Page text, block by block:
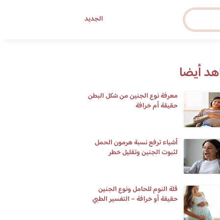
الجديد
أيضا
معرفة نوع الجنين من شكل البطن
حقيقة أم خرافة
أشياء ترفع نسبة هرمون الحمل
لثبوت الجنين وتقليل خطر
قلة النوم للحامل ونوع الجنين
حقيقة أو خرافة – التفسير الطبي